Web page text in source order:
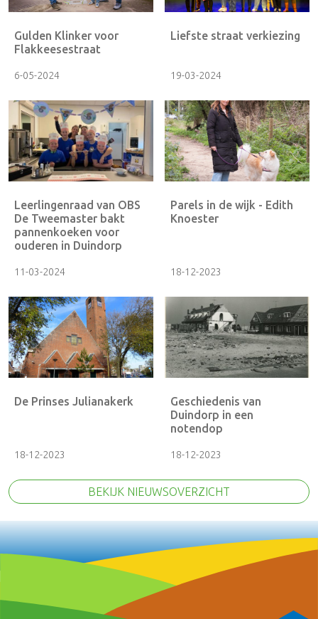
Gulden Klinker voor
Flakkeesestraat
6-05-2024
Liefste straat verkiezing
19-03-2024
Leerlingenraad van OBS
De Tweemaster bakt
pannenkoeken voor
ouderen in Duindorp
11-03-2024
Parels in de wijk - Edith
Knoester
18-12-2023
De Prinses Julianakerk
18-12-2023
Geschiedenis van
Duindorp in een
notendop
18-12-2023
BEKIJK NIEUWSOVERZICHT